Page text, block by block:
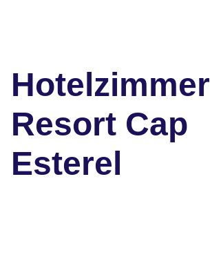
Hotelzimmer
Resort Cap
Esterel